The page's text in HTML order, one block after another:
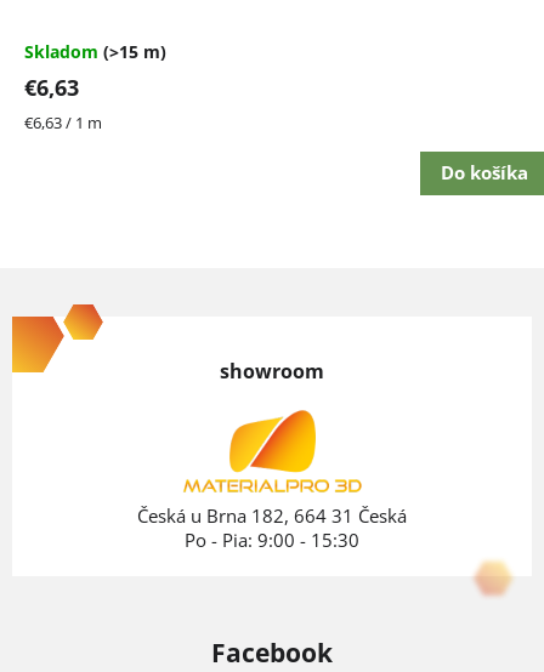
Skladom (>15 m)
€6,63
Jednotková
€6,63 / 1 m
Do košíka
á
p
showroom
Česká u Brna 182, 664 31 Česká
Po - Pia: 9:00 - 15:30
Facebook